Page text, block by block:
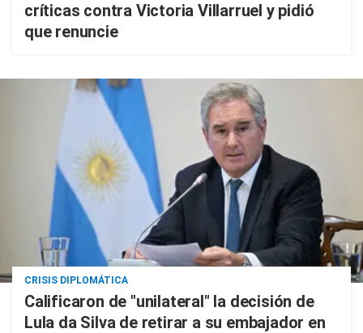
críticas contra Victoria Villarruel y pidió
que renuncie
CRISIS DIPLOMÁTICA
Calificaron de "unilateral" la decisión de
Lula da Silva de retirar a su embajador en